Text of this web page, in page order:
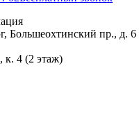
Большеохтинский пр., д. 6
к. 4 (2 этаж)